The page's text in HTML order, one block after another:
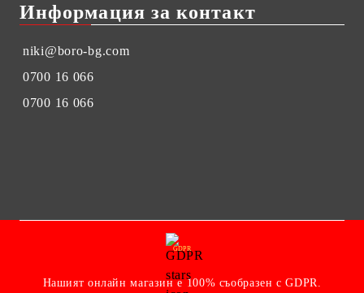
Информация за контакт
niki@boro-bg.com
0700 16 066
0700 16 066
GDPR
Нашият онлайн магазин е 100% съобразен с GDPR.